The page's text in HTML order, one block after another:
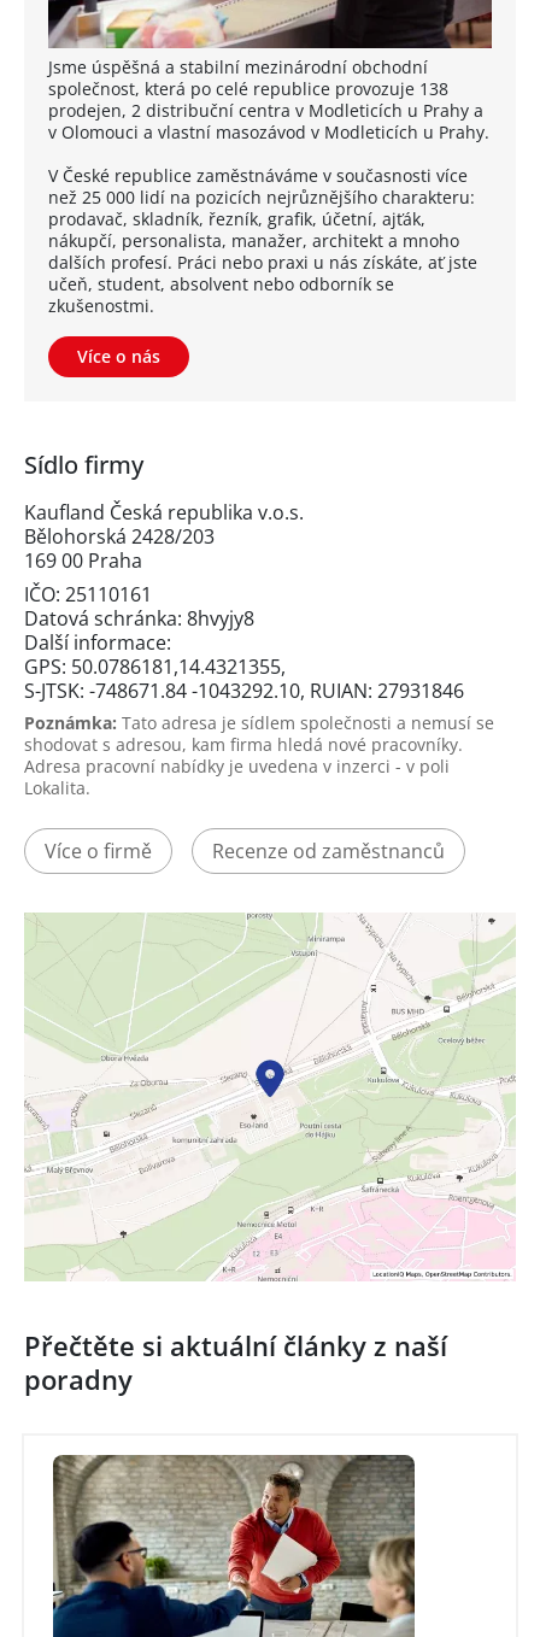
Jsme úspěšná a stabilní mezinárodní obchodní
společnost, která po celé republice provozuje 138
prodejen, 2 distribuční centra v Modleticích u Prahy a
v Olomouci a vlastní masozávod v Modleticích u Prahy.
V České republice zaměstnáváme v současnosti více
než 25 000 lidí na pozicích nejrůznějšího charakteru:
prodavač, skladník, řezník, grafik, účetní, ajťák,
nákupčí, personalista, manažer, architekt a mnoho
dalších profesí. Práci nebo praxi u nás získáte, ať jste
učeň, student, absolvent nebo odborník se
zkušenostmi.
Více o nás
Sídlo firmy
Kaufland Česká republika v.o.s.
Bělohorská 2428/203
169 00 Praha
IČO: 25110161
Datová schránka: 8hvyjy8
Další informace:
GPS: 50.0786181,14.4321355,
S-JTSK: -748671.84 -1043292.10, RUIAN: 27931846
Poznámka: Tato adresa je sídlem společnosti a nemusí se
shodovat s adresou, kam firma hledá nové pracovníky.
Adresa pracovní nabídky je uvedena v inzerci - v poli
Lokalita.
Více o firmě Recenze od zaměstnanců
Přečtěte si aktuální články z naší
poradny